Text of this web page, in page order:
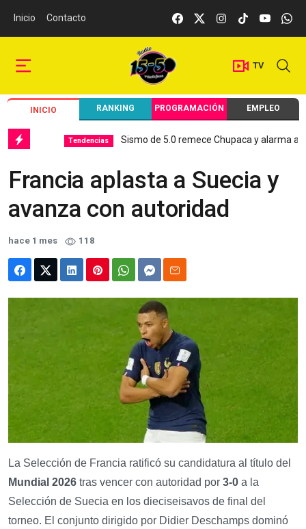
Inicio Contacto
TV
INICIO RANKING PROGRAMACIÓN EMPLEO
Tendencias Sismo de 5.0 remece Chupaca y alarma a Junín
Francia aplasta a Suecia y
avanza con autoridad
hace 1 mes 118
La Selección de Francia ratificó su candidatura al título del
Mundial 2026 tras vencer con autoridad por 3-0 a la
Selección de Suecia en los dieciseisavos de final del
torneo. El conjunto dirigido por Didier Deschamps dominó